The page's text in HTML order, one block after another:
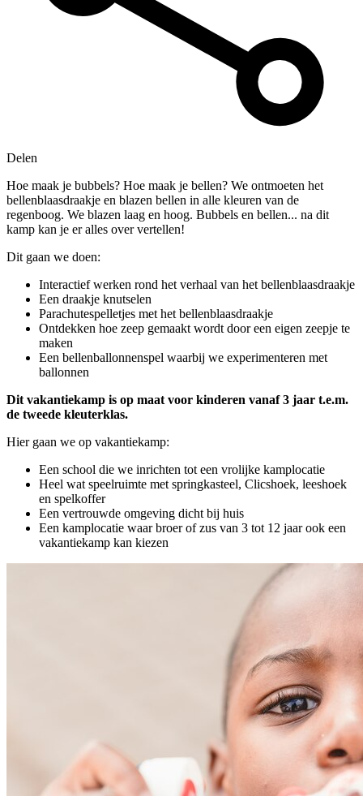
Delen
Hoe maak je bubbels? Hoe maak je bellen? We ontmoeten het
bellenblaasdraakje en blazen bellen in alle kleuren van de
regenboog. We blazen laag en hoog. Bubbels en bellen... na dit
kamp kan je er alles over vertellen!
Dit gaan we doen:
Interactief werken rond het verhaal van het bellenblaasdraakje
Een draakje knutselen
Parachutespelletjes met het bellenblaasdraakje
Ontdekken hoe zeep gemaakt wordt door een eigen zeepje te
maken
Een bellenballonnenspel waarbij we experimenteren met
ballonnen
Dit vakantiekamp is op maat voor kinderen vanaf 3 jaar t.e.m.
de tweede kleuterklas.
Hier gaan we op vakantiekamp:
Een school die we inrichten tot een vrolijke kamplocatie
Heel wat speelruimte met springkasteel, Clicshoek, leeshoek
en spelkoffer
Een vertrouwde omgeving dicht bij huis
Een kamplocatie waar broer of zus van 3 tot 12 jaar ook een
vakantiekamp kan kiezen